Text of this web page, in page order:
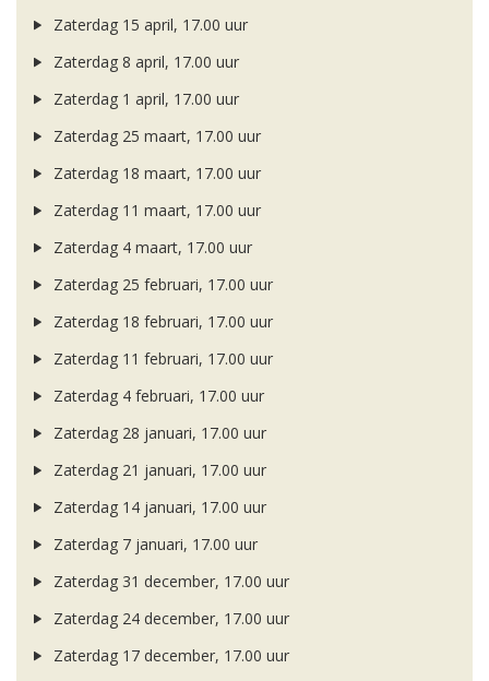
Zaterdag 15 april, 17.00 uur
Zaterdag 8 april, 17.00 uur
Zaterdag 1 april, 17.00 uur
Zaterdag 25 maart, 17.00 uur
Zaterdag 18 maart, 17.00 uur
Zaterdag 11 maart, 17.00 uur
Zaterdag 4 maart, 17.00 uur
Zaterdag 25 februari, 17.00 uur
Zaterdag 18 februari, 17.00 uur
Zaterdag 11 februari, 17.00 uur
Zaterdag 4 februari, 17.00 uur
Zaterdag 28 januari, 17.00 uur
Zaterdag 21 januari, 17.00 uur
Zaterdag 14 januari, 17.00 uur
Zaterdag 7 januari, 17.00 uur
Zaterdag 31 december, 17.00 uur
Zaterdag 24 december, 17.00 uur
Zaterdag 17 december, 17.00 uur